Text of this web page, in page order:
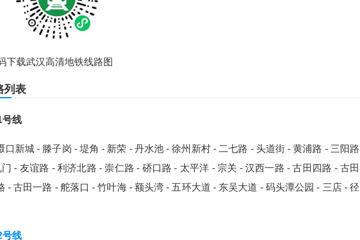
下载武汉高清地铁线路图
列表
号线
口新城 - 滕子岗 - 堤角 - 新荣 - 丹水池 - 徐州新村 - 二七路 - 头道街 - 黄浦路 - 三阳路
- 友谊路 - 利济北路 - 崇仁路 - 硚口路 - 太平洋 - 宗关 - 汉西一路 - 古田四路 - 古田
- 古田一路 - 舵落口 - 竹叶海 - 额头湾 - 五环大道 - 东吴大道 - 码头潭公园 - 三店 - 径
号线